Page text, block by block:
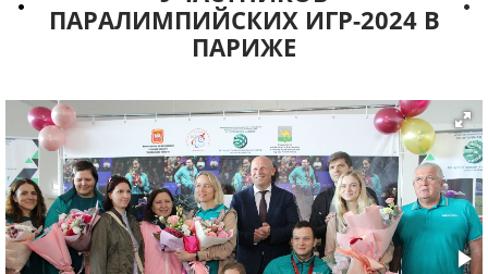
ПАРАЛИМПИЙСКИХ ИГР-2024 В
ПАРИЖЕ